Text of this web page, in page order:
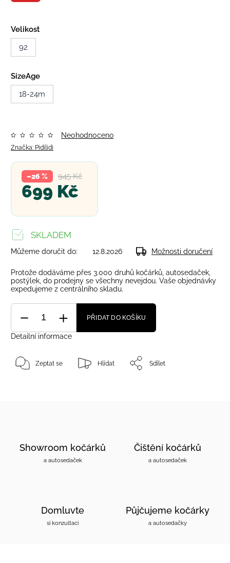
Velikost
92
SizeAge
18-24m
Značka: Pidilidi
Neohodnoceno
945 Kč
–26 %
699 Kč
SKLADEM
Můžeme doručit do: 12.8.2026 Možnosti doručení
Protože dodáváme přes 3.000 druhů kočárků, autosedaček,
postýlek, do prodejny se všechny nevejdou. Vaše objednávky
expedujeme z centrálního skladu.
PŘIDAT DO KOŠÍKU
Detailní informace
Zeptat se Hlídat Sdílet
Showroom kočárků
a autosedaček
Čištění kočárků
a autosedaček
Domluvte
si konzultaci
Půjčujeme kočárky
a autosedačky